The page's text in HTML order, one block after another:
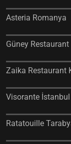
Asteria Romanya
Güney Restaurant
Zaika Restaurant
Visorante İstanbul
Ratatouille